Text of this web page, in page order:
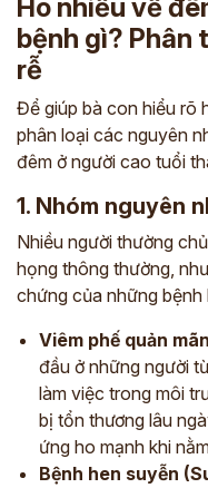
Ho nhiều về
bệnh gì? Phân
rễ
Để giúp bà con hiểu rõ
phân loại các nguyên
đêm ở người cao tuổi
1. Nhóm nguyên
Nhiều người thường
họng thông thường,
chứng của những bệnh
Viêm phế quản
đầu ở những người
làm việc trong môi
bị tổn thương lâu
ứng ho mạnh khi
Bệnh hen suyễn